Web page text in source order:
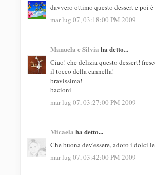
davvero ottimo questo dessert e poi
mar lug 07, 03:18:00 PM 2009
Manuela e Silvia ha detto...
Ciao! che delizia questo dessert!
il tocco della cannella!
bravissima!
bacioni
mar lug 07, 03:27:00 PM 2009
Micaela ha detto...
Che buona dev'essere, adoro i dolci
mar lug 07, 03:42:00 PM 2009